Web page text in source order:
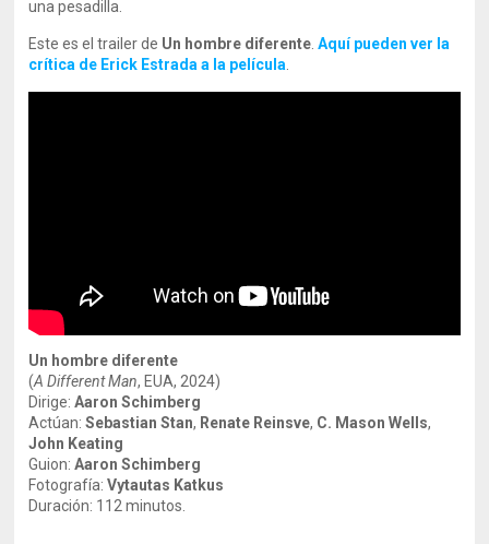
una pesadilla.
Este es el trailer de Un hombre diferente .Aquí pueden ver la
crítica de Erick Estrada a la película
Un hombre diferente
(A Different Man, EUA, 2024)
Dirige:Aaron Schimberg
Actúan:Sebastian Stan, Renate Reinsve, C. Mason Wells,
John Keating
Guion:Aaron Schimberg
Fotografía:Vytautas Katkus
Duración: 112 minutos.